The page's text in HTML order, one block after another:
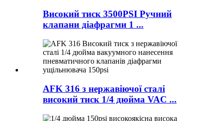
Високий тиск 3500PSI Ручний
клапани діафрагми 1 ...
AFK 316 з нержавіючої сталі
високий тиск 1/4 дюйма VAC ...